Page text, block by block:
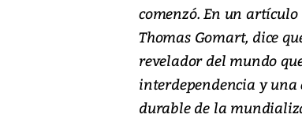
comenzó. En un
Thomas Gomart, dice
revelador del mundo
interdependencia y
durable de la